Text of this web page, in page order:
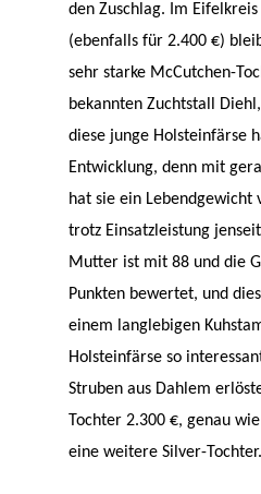
den Zuschlag. Im
(ebenfalls für 2.400 €)
sehr starke McCutchen-
bekannten Zuchtstall
diese junge Holsteinfärse
Entwicklung, denn mit
hat sie ein Lebendgewicht
trotz Einsatzleistung
Mutter ist mit 88 und die
Punkten bewertet, und
einem langlebigen
Holsteinfärse so
Struben aus Dahlem
Tochter 2.300 €, genau
eine weitere Silver-Tochter.